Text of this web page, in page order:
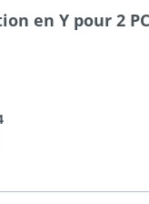
en Y pour 2